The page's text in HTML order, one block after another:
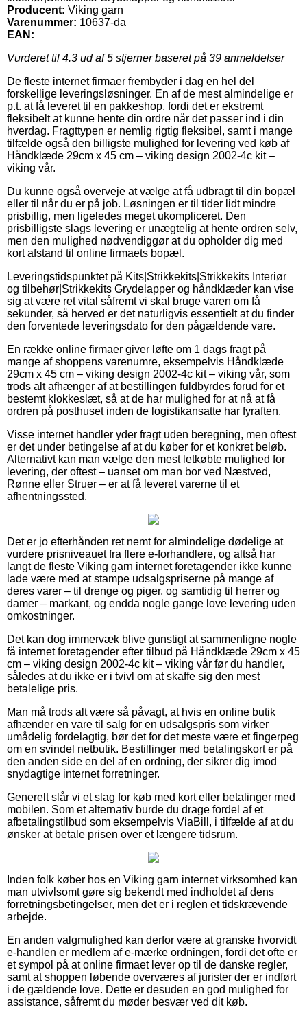
Producent: Viking garn
Varenummer: 10637-da
EAN:
Vurderet til 4.3 ud af 5 stjerner baseret på 39 anmeldelser
De fleste internet firmaer frembyder i dag en hel del
forskellige leveringsløsninger. En af de mest almindelige er
p.t. at få leveret til en pakkeshop, fordi det er ekstremt
fleksibelt at kunne hente din ordre når det passer ind i din
hverdag. Fragttypen er nemlig rigtig fleksibel, samt i mange
tilfælde også den billigste mulighed for levering ved køb af
Håndklæde 29cm x 45 cm – viking design 2002-4c kit –
viking vår.
Du kunne også overveje at vælge at få udbragt til din bopæl
eller til når du er på job. Løsningen er til tider lidt mindre
prisbillig, men ligeledes meget ukompliceret. Den
prisbilligste slags levering er unægtelig at hente ordren selv,
men den mulighed nødvendiggør at du opholder dig med
kort afstand til online firmaets bopæl.
Leveringstidspunktet på Kits|Strikkekits|Strikkekits Interiør
og tilbehør|Strikkekits Grydelapper og håndklæder kan vise
sig at være ret vital såfremt vi skal bruge varen om få
sekunder, så herved er det naturligvis essentielt at du finder
den forventede leveringsdato for den pågældende vare.
En række online firmaer giver løfte om 1 dags fragt på
mange af shoppens varenumre, eksempelvis Håndklæde
29cm x 45 cm – viking design 2002-4c kit – viking vår, som
trods alt afhænger af at bestillingen fuldbyrdes forud for et
bestemt klokkeslæt, så at de har mulighed for at nå at få
ordren på posthuset inden de logistikansatte har fyraften.
Visse internet handler yder fragt uden beregning, men oftest
er det under betingelse af at du køber for et konkret beløb.
Alternativt kan man vælge den mest letkøbte mulighed for
levering, der oftest – uanset om man bor ved Næstved,
Rønne eller Struer – er at få leveret varerne til et
afhentningssted.
Det er jo efterhånden ret nemt for almindelige dødelige at
vurdere prisniveauet fra flere e-forhandlere, og altså har
langt de fleste Viking garn internet foretagender ikke kunne
lade være med at stampe udsalgspriserne på mange af
deres varer – til drenge og piger, og samtidig til herrer og
damer – markant, og endda nogle gange love levering uden
omkostninger.
Det kan dog immervæk blive gunstigt at sammenligne nogle
få internet foretagender efter tilbud på Håndklæde 29cm x 45
cm – viking design 2002-4c kit – viking vår før du handler,
således at du ikke er i tvivl om at skaffe sig den mest
betalelige pris.
Man må trods alt være så påvagt, at hvis en online butik
afhænder en vare til salg for en udsalgspris som virker
umådelig fordelagtig, bør det for det meste være et fingerpeg
om en svindel netbutik. Bestillinger med betalingskort er på
den anden side en del af en ordning, der sikrer dig imod
snydagtige internet forretninger.
Generelt slår vi et slag for køb med kort eller betalinger med
mobilen. Som et alternativ burde du drage fordel af et
afbetalingstilbud som eksempelvis ViaBill, i tilfælde af at du
ønsker at betale prisen over et længere tidsrum.
Inden folk køber hos en Viking garn internet virksomhed kan
man utvivlsomt gøre sig bekendt med indholdet af dens
forretningsbetingelser, men det er i reglen et tidskrævende
arbejde.
En anden valgmulighed kan derfor være at granske hvorvidt
e-handlen er medlem af e-mærke ordningen, fordi det ofte er
et sympol på at online firmaet lever op til de danske regler,
samt at shoppen løbende overværes af jurister der er indført
i de gældende love. Dette er desuden en god mulighed for
assistance, såfremt du møder besvær ved dit køb.